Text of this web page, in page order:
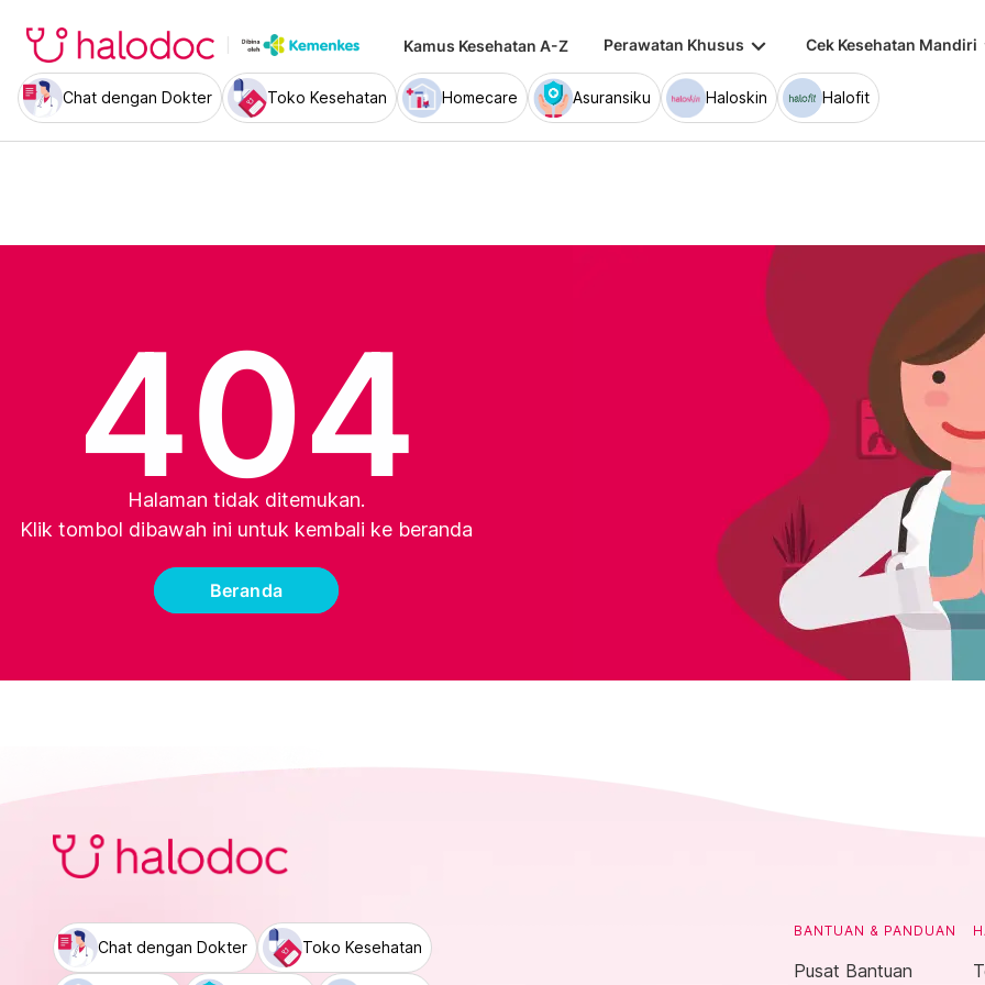
Kamus Kesehatan A-Z Perawatan Khusus keyboard_arrow_down Cek Kesehatan Mandiri
Chat dengan Dokter Toko Kesehatan Homecare Asuransiku Haloskin Halofit
404
Halaman tidak ditemukan.
Klik tombol dibawah ini untuk kembali ke beranda
Beranda
Chat dengan Dokter Toko Kesehatan
BANTUAN & PANDUAN
Pusat Bantuan